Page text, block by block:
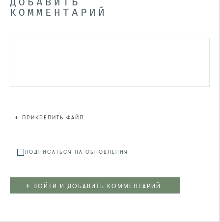
ДОБАВИТЬ
КОММЕНТАРИЙ
+ ПРИКРЕПИТЬ ФАЙЛ
ПОДПИСАТЬСЯ НА ОБНОВЛЕНИЯ
+ ВОЙТИ И ДОБАВИТЬ КОММЕНТАРИЙ